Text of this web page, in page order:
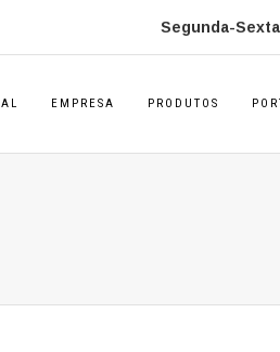
Segunda-
EMPRESA PRODUTOS